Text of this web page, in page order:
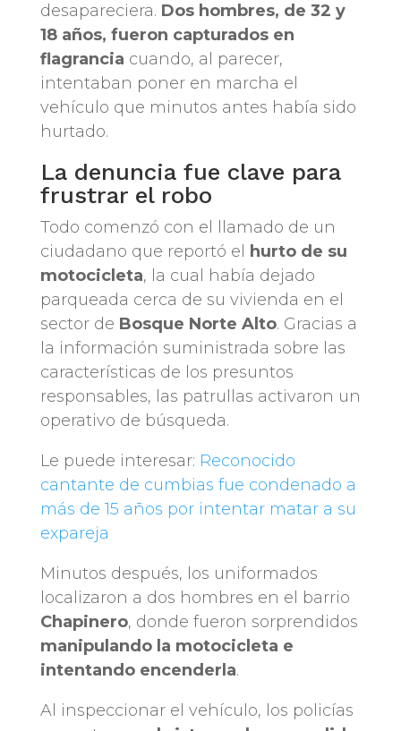
desapareciera. Dos hombres, de 32 y
18 años, fueron capturados en
flagrancia cuando, al parecer,
intentaban poner en marcha el
vehículo que minutos antes había sido
hurtado.
La denuncia fue clave para
frustrar el robo
Todo comenzó con el llamado de un
ciudadano que reportó el hurto de su
motocicleta, la cual había dejado
parqueada cerca de su vivienda en el
sector de Bosque Norte Alto. Gracias a
la información suministrada sobre las
características de los presuntos
responsables, las patrullas activaron un
operativo de búsqueda.
Le puede interesar: Reconocido
cantante de cumbias fue condenado a
más de 15 años por intentar matar a su
expareja
Minutos después, los uniformados
localizaron a dos hombres en el barrio
Chapinero, donde fueron sorprendidos
manipulando la motocicleta e
intentando encenderla.
Al inspeccionar el vehículo, los policías